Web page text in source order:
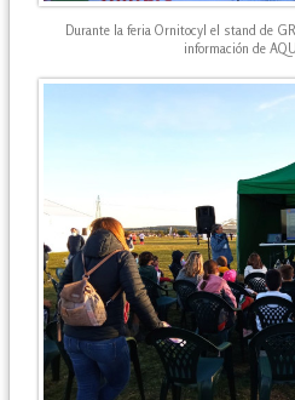
Durante la feria Ornitocyl el stand de
información de